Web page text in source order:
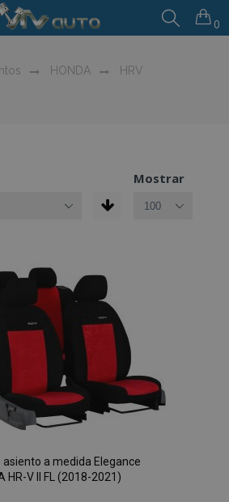
0
HONDA
HRV
Mostrar
asiento a medida Elegance
HR-V II FL (2018-2021)